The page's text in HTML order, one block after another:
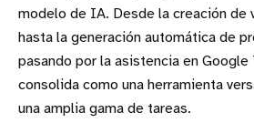
modelo de IA. Desde la creación de
hasta la generación automática de
pasando por la asistencia en Google
consolida como una herramienta
una amplia gama de tareas.